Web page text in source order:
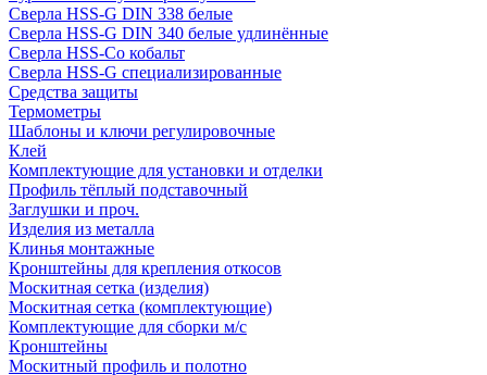
Сверла HSS-G DIN 338 белые
Сверла HSS-G DIN 340 белые удлинённые
Сверла HSS-Co кобальт
Сверла HSS-G специализированные
Средства защиты
Термометры
Шаблоны и ключи регулировочные
Клей
Комплектующие для установки и отделки
Профиль тёплый подставочный
Заглушки и проч.
Изделия из металла
Клинья монтажные
Кронштейны для крепления откосов
Москитная сетка (изделия)
Москитная сетка (комплектующие)
Комплектующие для сборки м/с
Кронштейны
Москитный профиль и полотно